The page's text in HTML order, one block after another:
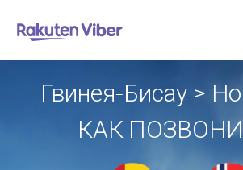
Гвинея-Бисау >
КАК